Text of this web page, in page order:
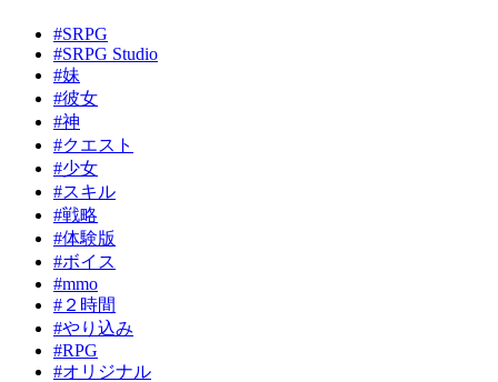
#SRPG
#SRPG Studio
#妹
#彼女
#神
#クエスト
#少女
#スキル
#戦略
#体験版
#ボイス
#mmo
#２時間
#やり込み
#RPG
#オリジナル